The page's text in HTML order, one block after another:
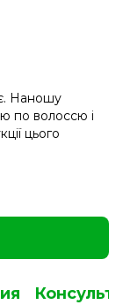
Наношу
по волоссю і
цього